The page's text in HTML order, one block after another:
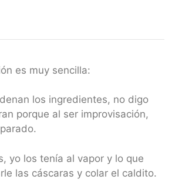
es muy sencilla:
los ingredientes, no digo
porque al ser improvisación,
yo los tenía al vapor y lo que
las cáscaras y colar el caldito.